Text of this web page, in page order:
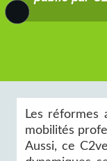
Les réformes
mobilités
Aussi, ce